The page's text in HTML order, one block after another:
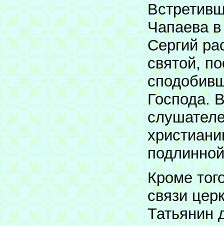
Чапаева
Сергий
святой,
Господа.
Кроме
связи
Татьянин